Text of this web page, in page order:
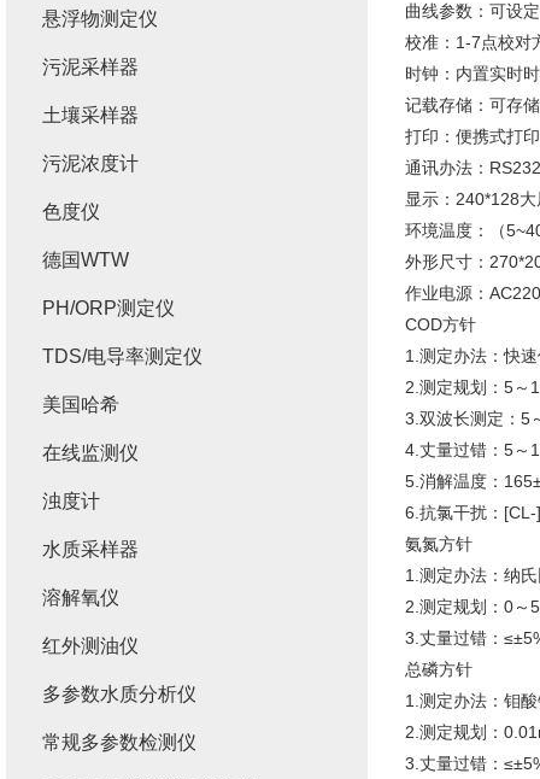
曲线参数：可设
校准：1-7点校对
时钟：内置实时
记载存储：可存
打印：便携式打
通讯办法：
显示：240*128
环境温度：（
外形尺寸：
作业电源：
COD方针
1.测定办法：快
2.测定规划：5～
3.双波长测定：5
4.丈量过错：5～
5.消解温度：
6.抗氯干扰：
氨氮方针
1.测定办法：纳
2.测定规划：0～
3.丈量过错：
总磷方针
1.测定办法：钼
2.测定规划：
3.丈量过错：
悬浮物测定仪
污泥采样器
土壤采样器
污泥浓度计
色度仪
德国WTW
PH/ORP测定仪
TDS/电导率测定仪
美国哈希
在线监测仪
浊度计
水质采样器
溶解氧仪
红外测油仪
多参数水质分析仪
常规多参数检测仪